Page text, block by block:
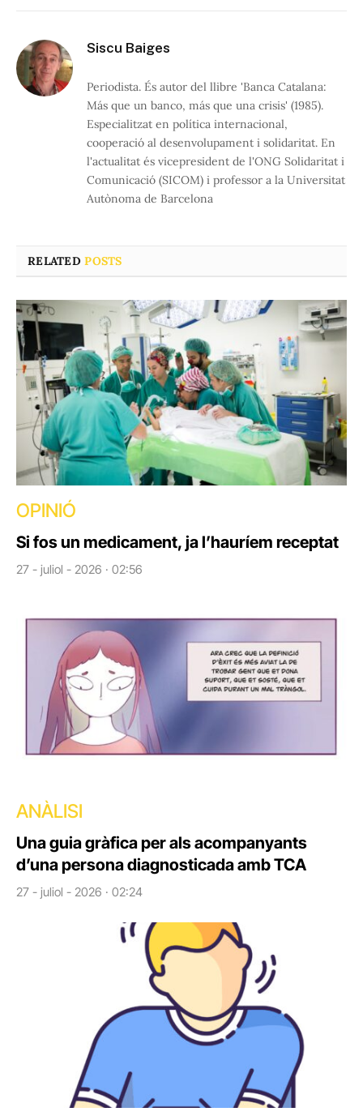
Siscu Baiges
Periodista. És autor del llibre 'Banca Catalana:
Más que un banco, más que una crisis' (1985).
Especialitzat en política internacional,
cooperació al desenvolupament i solidaritat. En
l'actualitat és vicepresident de l'ONG Solidaritat i
Comunicació (SICOM) i professor a la Universitat
Autònoma de Barcelona
RELATEDPOSTS
OPINIÓ
Si fos un medicament, ja l’hauríem receptat
27 - juliol - 2026 · 02:56
ANÀLISI
Una guia gràfica per als acompanyants
d’una persona diagnosticada amb TCA
27 - juliol - 2026 · 02:24